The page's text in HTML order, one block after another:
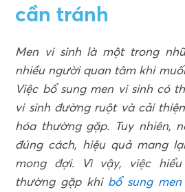
cần tránh
Men vi sinh là một trong
nhiều người quan tâm khi
Việc bổ sung men vi sinh có
vi sinh đường ruột và cải
hóa thường gặp. Tuy nhiên,
đúng cách, hiệu quả mang
mong đợi. Vì vậy, việc
thường gặp khi bổ sung